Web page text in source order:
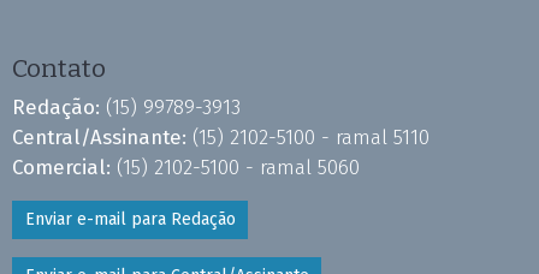
Contato
Redação: (15) 99789-3913
Central/Assinante: (15) 2102-5100 - ramal 5110
Comercial: (15) 2102-5100 - ramal 5060
Enviar e-mail para Redação